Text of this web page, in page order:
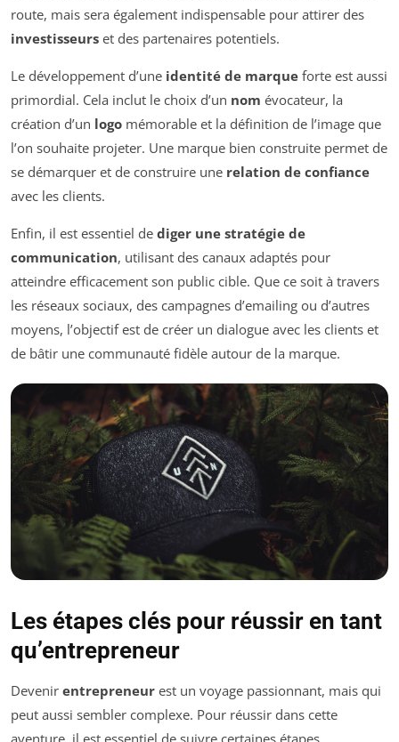
route, mais sera également indispensable pour attirer des
investisseurs et des partenaires potentiels.
Le développement d’une identité de marque forte est aussi
primordial. Cela inclut le choix d’un nom évocateur, la
création d’un logo mémorable et la définition de l’image que
l’on souhaite projeter. Une marque bien construite permet de
se démarquer et de construire une relation de confiance
avec les clients.
Enfin, il est essentiel de di­ger une stratégie de
communication, utilisant des canaux adaptés pour
atteindre efficacement son public cible. Que ce soit à travers
les réseaux sociaux, des campagnes d’emailing ou d’autres
moyens, l’objectif est de créer un dialogue avec les clients et
de bâtir une communauté fidèle autour de la marque.
Les étapes clés pour réussir en tant
qu’entrepreneur
Devenir entrepreneur est un voyage passionnant, mais qui
peut aussi sembler complexe. Pour réussir dans cette